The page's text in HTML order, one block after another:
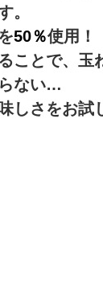
。
50％使用！
ことで、玉
ない…
しさをお試